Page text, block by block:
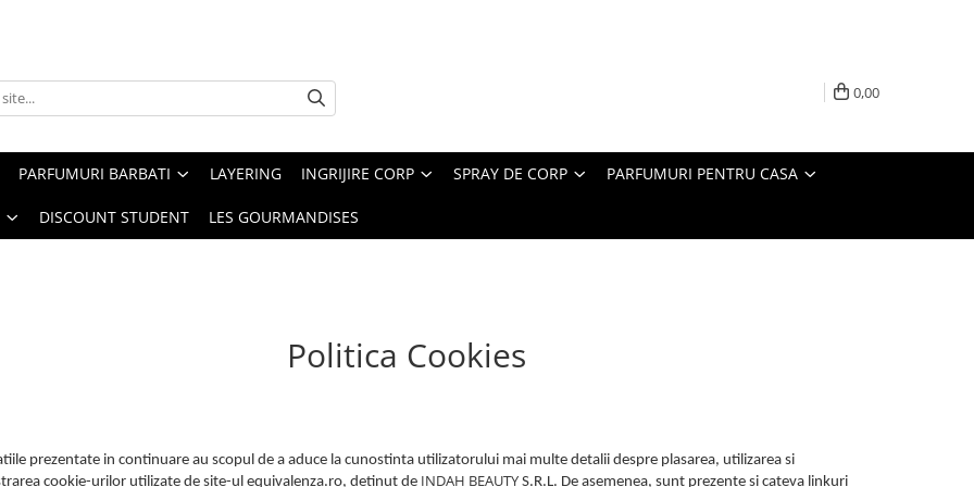
0,00
PARFUMURI BARBATI LAYERING INGRIJIRE CORP SPRAY DE CORP PARFUMURI PENTRU CASA
DISCOUNT STUDENT LES GOURMANDISES
Politica Cookies
prezentate in continuare au scopul de a aduce la cunostinta utilizatorului mai multe detalii despre plasarea, utilizarea si
cookie-urilor utilizate de site-ul equivalenza.ro, detinut de INDAH BEAUTY S.R.L. De asemenea, sunt prezente si cateva linkuri